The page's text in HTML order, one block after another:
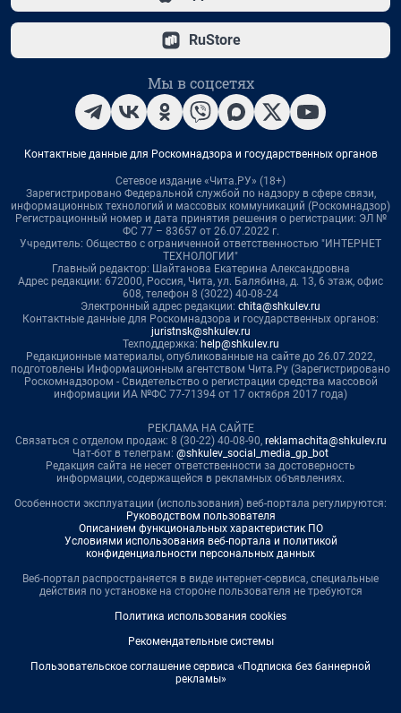
RuStore
Мы в соцсетях
Контактные данные для Роскомнадзора и государственных органов
Сетевое издание «Чита.РУ» (18+)
Зарегистрировано Федеральной службой по надзору в сфере связи,
информационных технологий и массовых коммуникаций (Роскомнадзор)
Регистрационный номер и дата принятия решения о регистрации: ЭЛ №
ФС 77 – 83657 от 26.07.2022 г.
Учредитель: Общество с ограниченной ответственностью "ИНТЕРНЕТ
ТЕХНОЛОГИИ"
Главный редактор: Шайтанова Екатерина Александровна
Адрес редакции: 672000, Россия, Чита, ул. Балябина, д. 13, 6 этаж, офис
608, телефон 8 (3022) 40-08-24
Электронный адрес редакции: chita@shkulev.ru
Контактные данные для Роскомнадзора и государственных органов:
juristnsk@shkulev.ru
Техподдержка: help@shkulev.ru
Редакционные материалы, опубликованные на сайте до 26.07.2022,
подготовлены Информационным агентством Чита.Ру (Зарегистрировано
Роскомнадзором - Свидетельство о регистрации средства массовой
информации ИА №ФС 77-71394 от 17 октября 2017 года)
РЕКЛАМА НА САЙТЕ
Связаться с отделом продаж: 8 (30-22) 40-08-90, reklamachita@shkulev.ru
Чат-бот в телеграм: @shkulev_social_media_gp_bot
Редакция сайта не несет ответственности за достоверность
информации, содержащейся в рекламных объявлениях.
Особенности эксплуатации (использования) веб-портала регулируются:
Руководством пользователя
Описанием функциональных характеристик ПО
Условиями использования веб-портала и политикой
конфиденциальности персональных данных
Веб-портал распространяется в виде интернет-сервиса, специальные
действия по установке на стороне пользователя не требуются
Политика использования cookies
Рекомендательные системы
Пользовательское соглашение сервиса «Подписка без баннерной
рекламы»